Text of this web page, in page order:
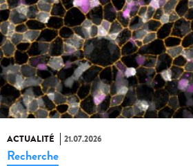
ACTUALITÉ 21.07.2026
Recherche